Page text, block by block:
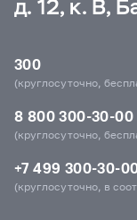
д. 12, к. В,
300
(круглосуточно,
8 800 300-30-00
(круглосуточно,
+7 499 300-30-
(круглосуточно, в